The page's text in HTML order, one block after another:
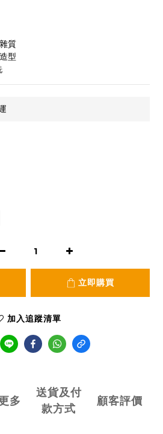
質
型
立即購買
加入追蹤清單
多
送貨及付
款方式
顧客評價